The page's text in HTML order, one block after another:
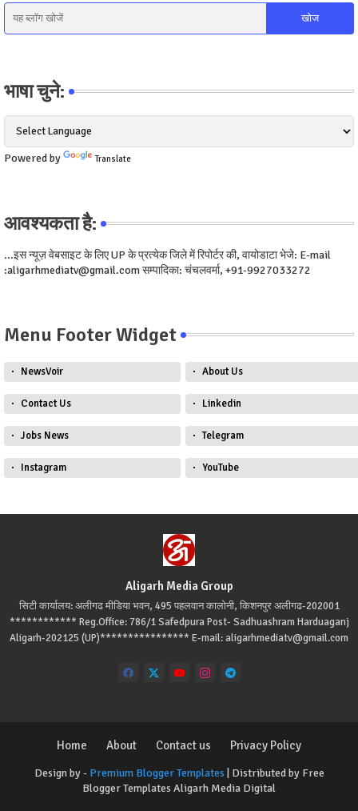
भाषा चुने:
Powered by Translate
आवश्यकता है:
...इस न्यूज़ वेबसाइट के लिए UP के प्रत्येक जिले में रिपोर्टर की, वायोडाटा भेजे: E-mail
:aligarhmediatv@gmail.com सम्पादिका: चंचलवर्मा, +91-9927033272
Menu Footer Widget
NewsVoir About Us
Contact Us Linkedin
Jobs News Telegram
Instagram YouTube
Aligarh Media Group
सिटी कार्यालय: अलीगढ मीडिया भवन, 495 पहलवान कालोनी, किशनपुर अलीगढ-202001
************ Reg.Office: 786/1 Safedpura Post- Sadhuashram Harduaganj
Aligarh-202125 (UP)**************** E-mail: aligarhmediatv@gmail.com
Design by - Premium Blogger Templates | Distributed by Free
Blogger Templates Aligarh Media Digital
Home About Contact us Privacy Policy